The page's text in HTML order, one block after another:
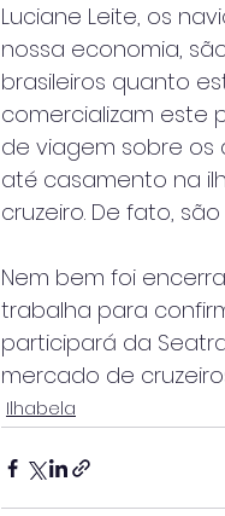
Luciane Leite, os
nossa economia,
brasileiros quanto
comercializam este
de viagem sobre os
até casamento na
cruzeiro. De fato,
Nem bem foi
trabalha para
participará da
mercado de
Ilhabela